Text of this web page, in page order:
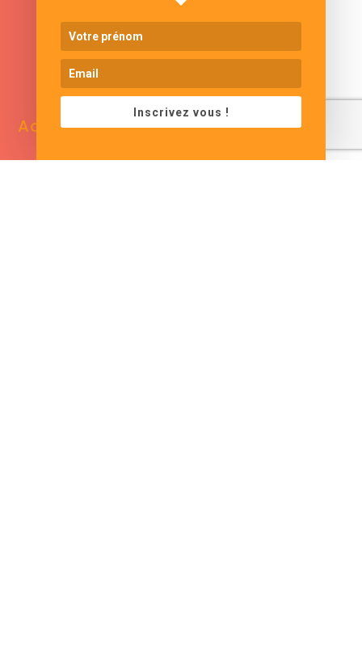
Adresse
13 bis rue de Baracca
Contacts
contact@cjformation.com
Inscrivez vous !